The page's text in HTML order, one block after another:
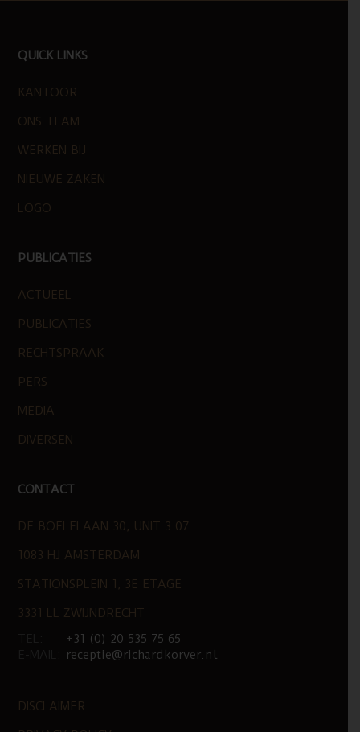
FOOTER
QUICK LINKS
KANTOOR
ONS TEAM
WERKEN BIJ
NIEUWE ZAKEN
LOGO
PUBLICATIES
ACTUEEL
PUBLICATIES
RECHTSPRAAK
PERS
MEDIA
DIVERSEN
CONTACT
DE BOELELAAN 30, UNIT 3.07
1083 HJ AMSTERDAM
STATIONSPLEIN 1, 3E ETAGE
3331 LL ZWIJNDRECHT
+31 (0) 20 535 75 65
receptie@richardkorver.nl
DISCLAIMER